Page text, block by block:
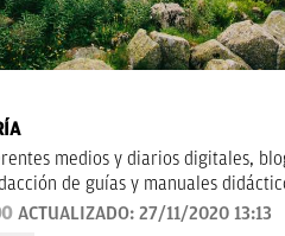
medios y diarios digitales,
de guías y manuales
y de marketing, artículos de
ACTUALIZADO: 27/11/2020 13:13